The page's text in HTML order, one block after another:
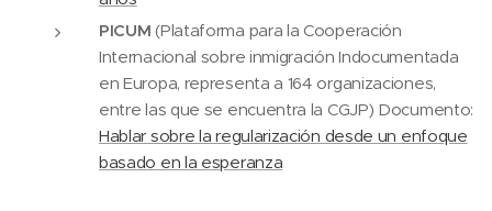
PICUM (Plataforma para la Cooperación
Internacional sobre inmigración Indocumentada
en Europa, representa a 164 organizaciones,
entre las que se encuentra la CGJP) Documento:
Hablar sobre la regularización desde un enfoque
basado en la esperanza